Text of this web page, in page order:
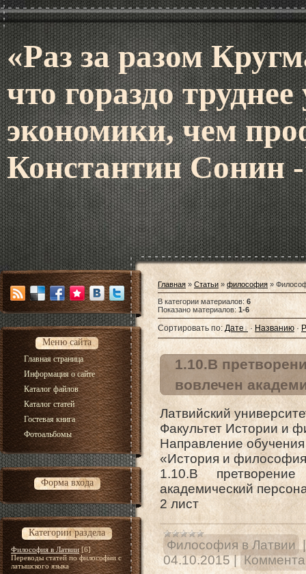
«Раз за разом
что гораздо
экономики, чем
Константин Сонин
Меню сайта
Главная страница
Информация о сайте
Каталог файлов
Каталог статей
Гостевая книга
Фотоальбомы
Форма входа
Категории раздела
Философия в Латвии [6]
Переводы статей по философии с
латышского языка
Главная » Статьи » философия »
В категории материалов: 6
Показано материалов:1-6
Сортировать по: Дате · Названию·
1.10.В
вовлечен
Латвийский
Факультет Истории и
Направление обучения
«История и
1.10.В
академический
2 лист
Философия в Латвии
04.10.2015 |